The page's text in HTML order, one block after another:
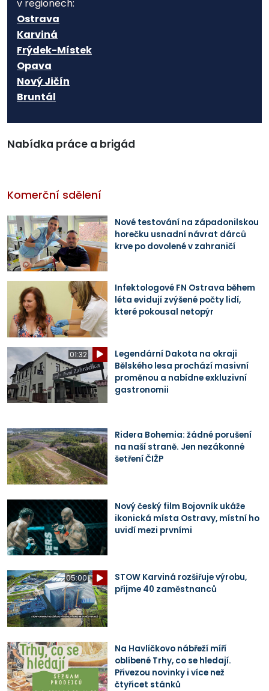
v regionech:
Ostrava
Karviná
Frýdek-Místek
Opava
Nový Jičín
Bruntál
Nabídka práce a brigád
Komerční sdělení
Nové testování na západonilskou
horečku usnadní návrat dárců
krve po dovolené v zahraničí
Infektologové FN Ostrava během
léta evidují zvýšené počty lidí,
které pokousal netopýr
01:32
Legendární Dakota na okraji
Bělského lesa prochází masivní
proměnou a nabídne exkluzivní
gastronomii
Ridera Bohemia: žádné porušení
na naší straně. Jen nezákonné
šetření ČIŽP
Nový český film Bojovník ukáže
ikonická místa Ostravy, místní ho
uvidí mezi prvními
05:00
STOW Karviná rozšiřuje výrobu,
přijme 40 zaměstnanců
Na Havlíčkovo nábřeží míří
oblíbené Trhy, co se hledají.
Přivezou novinky i více než
čtyřicet stánků